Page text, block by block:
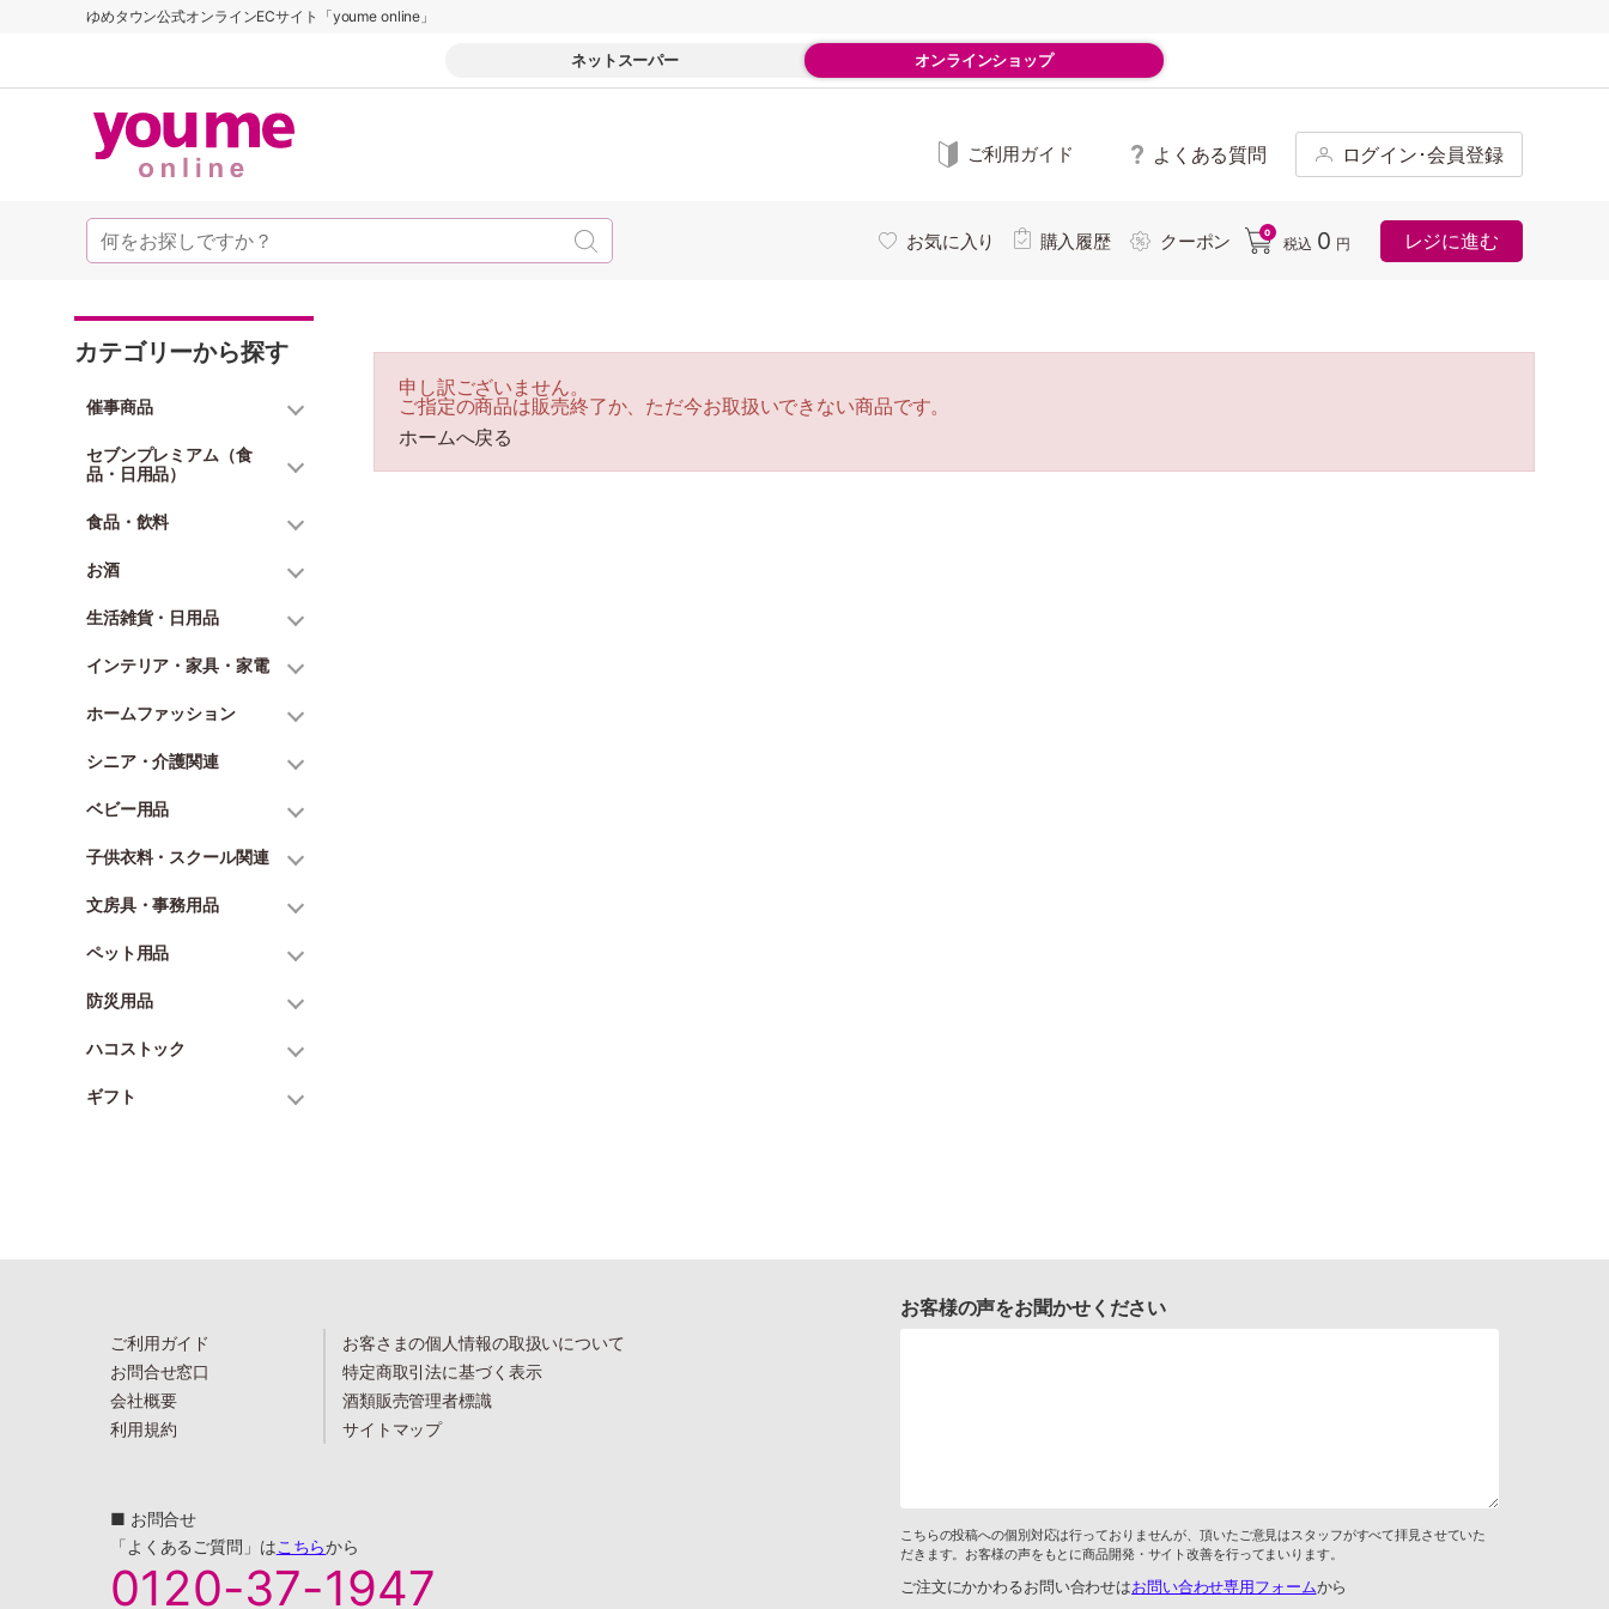
ゆめタウン公式オンラインECサイト「youme online」
ネットスーパー オンラインショップ
ご利用ガイド よくある質問 ログイン･会員登録
お気に入り 購入履歴 クーポン 0
税込 0 円 レジに進む
カテゴリーから探す
催事商品
セブンプレミアム（食
品・日用品）
食品・飲料
お酒
生活雑貨・日用品
インテリア・家具・家電
ホームファッション
シニア・介護関連
ベビー用品
子供衣料・スクール関連
文房具・事務用品
ペット用品
防災用品
ハコストック
ギフト
申し訳ございません。
ご指定の商品は販売終了か、ただ今お取扱いできない商品です。
ホームへ戻る
ご利用ガイド
お問合せ窓口
会社概要
利用規約
お客さまの個人情報の取扱いについて
特定商取引法に基づく表示
酒類販売管理者標識
サイトマップ
■ お問合せ
「よくあるご質問」はこちらから
0120-37-1947
お客様の声をお聞かせください
こちらの投稿への個別対応は行っておりませんが、頂いたご意見はスタッフがすべて拝見させていた
だきます。お客様の声をもとに商品開発・サイト改善を行ってまいります。
ご注文にかかわるお問い合わせはお問い合わせ専用フォームから